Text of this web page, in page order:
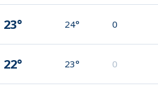
23° 24° 0
22° 23° 0